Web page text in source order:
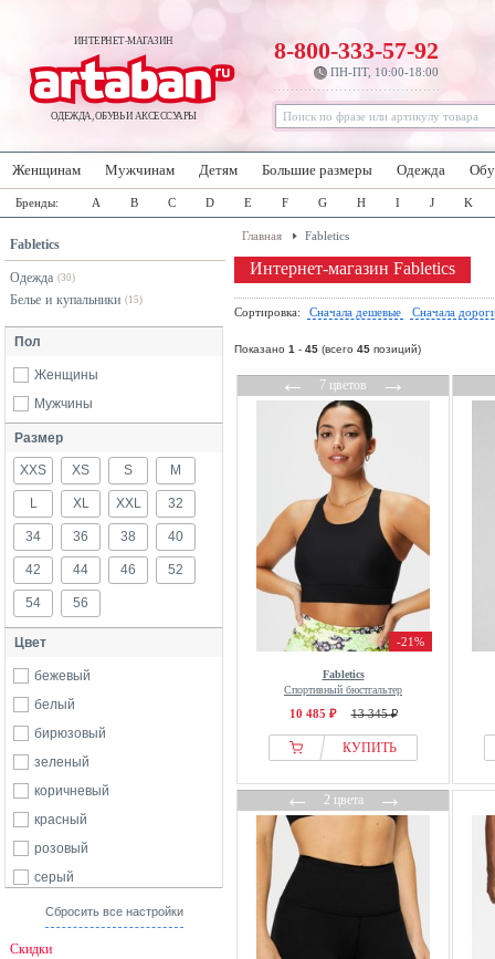
ИНТЕРНЕТ-МАГАЗИН
ОДЕЖДА, ОБУВЬ И АКСЕССУАРЫ
8-800-333-57-92
ПН-ПТ, 10:00-18:00
Женщинам Мужчинам Детям Большие размеры Одежда
Бренды: A B C D E F G H I J K
Fabletics
Одежда (30)
Белье и купальники (15)
Пол
Женщины
Мужчины
Размер
XXS XS S M
L XL XXL 32
34 36 38 40
42 44 46 52
54 56
Цвет
бежевый
белый
бирюзовый
зеленый
коричневый
красный
розовый
серый
синий
Сбросить все настройки
Скидки
Главная Fabletics
Интернет-магазин Fabletics
Сортировка: Сначала дешевые Сначала
Показано 1 - 45 (всего 45 позиций)
←7 цветов→
-21%
Fabletics
Спортивный бюстгальтер
10 485 ₽ 13 345 ₽
КУПИТЬ
←2 цвета→